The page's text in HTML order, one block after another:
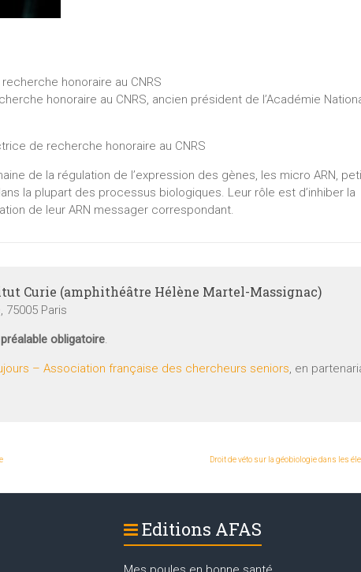
honoraire au CNRS
honoraire au CNRS, ancien président de l’Académie
de recherche honoraire au CNRS
de la régulation de l’expression des gènes, les micro ARN,
la plupart des processus biologiques. Leur rôle est d’inhiber la
de leur ARN messager correspondant.
Curie (amphithéâtre Hélène Martel-Massignac)
75005 Paris
obligatoire.
– Association française des chercheurs seniors, en
Droit de véto sur la géobiologie dans les
Editions AFAS